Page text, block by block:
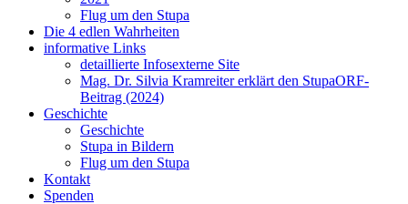
Flug um den Stupa
Die 4 edlen Wahrheiten
informative Links
detaillierte Infosexterne Site
Mag. Dr. Silvia Kramreiter erklärt den StupaORF-
Beitrag (2024)
Geschichte
Geschichte
Stupa in Bildern
Flug um den Stupa
Kontakt
Spenden